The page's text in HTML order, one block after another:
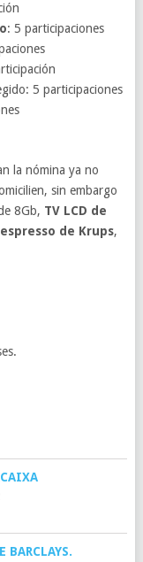
: 5 participaciones
5 participaciones
la nómina ya no
sin embargo
8Gb, TV LCD de
de Krups,
BARCLAYS.